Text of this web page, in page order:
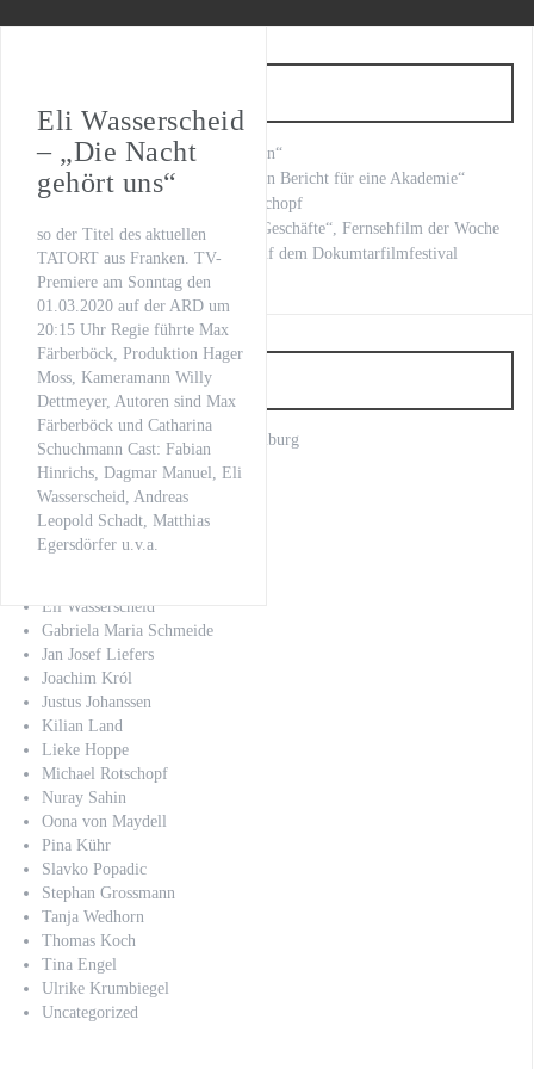
WILSBERG – VATERFREUDEN
Der letzte Beat
Oona von Maydell
Michael Rotschopf und Charlotte Puder
TV-Premiere
„Fritzie – Der Himmel muss warten“
Eli Wasserscheid
– „Die Nacht
gehört uns“
so der Titel des aktuellen
TATORT aus Franken. TV-
Premiere am Sonntag den
01.03.2020 auf der ARD um
20:15 Uhr Regie führte Max
Färberböck, Produktion Hager
Moss, Kameramann Willy
Dettmeyer, Autoren sind Max
Färberböck und Catharina
Schuchmann Cast: Fabian
Hinrichs, Dagmar Manuel, Eli
Wasserscheid, Andreas
Leopold Schadt, Matthias
Egersdörfer u.v.a.
„Fritzie – Der Himmel muss warten“
Kilian Land brilliert in Kafkas „Ein Bericht für eine Akademie“
„LOVE LETTERS“ Michael Rotschopf
mit Stephan Grossmann „Kranke Geschäfte“, Fernsehfilm der Woche
unsere Regisseurin Nuray Sahin auf dem Dokumtarfilmfestival
Artist
Anno Kaspar Friedrich von Heimburg
Axel Prahl
Bettina Schoeller Bouju
Charlotte Puder
Christoph Schechinger
Claus-Dieter Clausnitzer
Eli Wasserscheid
Gabriela Maria Schmeide
Jan Josef Liefers
Joachim Król
Justus Johanssen
Kilian Land
Lieke Hoppe
Michael Rotschopf
Nuray Sahin
Oona von Maydell
Pina Kühr
Slavko Popadic
Stephan Grossmann
Tanja Wedhorn
Thomas Koch
Tina Engel
Ulrike Krumbiegel
Uncategorized